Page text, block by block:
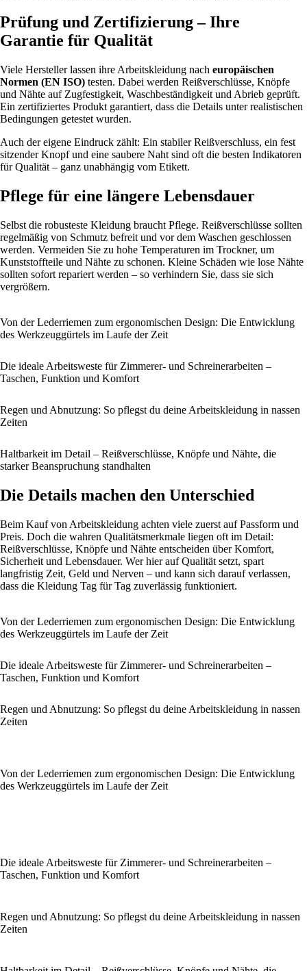
Prüfung und Zertifizierung – Ihre
Garantie für Qualität
Viele Hersteller lassen ihre Arbeitskleidung nach europäischen
Normen (EN ISO) testen. Dabei werden Reißverschlüsse, Knöpfe
und Nähte auf Zugfestigkeit, Waschbeständigkeit und Abrieb geprüft.
Ein zertifiziertes Produkt garantiert, dass die Details unter realistischen
Bedingungen getestet wurden.
Auch der eigene Eindruck zählt: Ein stabiler Reißverschluss, ein fest
sitzender Knopf und eine saubere Naht sind oft die besten Indikatoren
für Qualität – ganz unabhängig vom Etikett.
Pflege für eine längere Lebensdauer
Selbst die robusteste Kleidung braucht Pflege. Reißverschlüsse sollten
regelmäßig von Schmutz befreit und vor dem Waschen geschlossen
werden. Vermeiden Sie zu hohe Temperaturen im Trockner, um
Kunststoffteile und Nähte zu schonen. Kleine Schäden wie lose Nähte
sollten sofort repariert werden – so verhindern Sie, dass sie sich
vergrößern.
Von der Lederriemen zum ergonomischen Design: Die Entwicklung
des Werkzeuggürtels im Laufe der Zeit
Die ideale Arbeitsweste für Zimmerer- und Schreinerarbeiten –
Taschen, Funktion und Komfort
Regen und Abnutzung: So pflegst du deine Arbeitskleidung in nassen
Zeiten
Haltbarkeit im Detail – Reißverschlüsse, Knöpfe und Nähte, die
starker Beanspruchung standhalten
Die Details machen den Unterschied
Beim Kauf von Arbeitskleidung achten viele zuerst auf Passform und
Preis. Doch die wahren Qualitätsmerkmale liegen oft im Detail:
Reißverschlüsse, Knöpfe und Nähte entscheiden über Komfort,
Sicherheit und Lebensdauer. Wer hier auf Qualität setzt, spart
langfristig Zeit, Geld und Nerven – und kann sich darauf verlassen,
dass die Kleidung Tag für Tag zuverlässig funktioniert.
Von der Lederriemen zum ergonomischen Design: Die Entwicklung
des Werkzeuggürtels im Laufe der Zeit
Die ideale Arbeitsweste für Zimmerer- und Schreinerarbeiten –
Taschen, Funktion und Komfort
Regen und Abnutzung: So pflegst du deine Arbeitskleidung in nassen
Zeiten
Von der Lederriemen zum ergonomischen Design: Die Entwicklung
des Werkzeuggürtels im Laufe der Zeit
Die ideale Arbeitsweste für Zimmerer- und Schreinerarbeiten –
Taschen, Funktion und Komfort
Regen und Abnutzung: So pflegst du deine Arbeitskleidung in nassen
Zeiten